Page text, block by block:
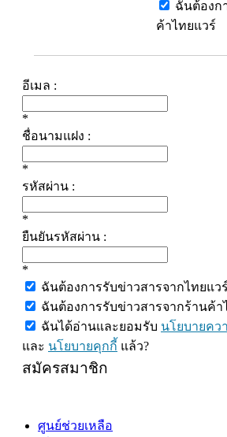
ฉันต้องก
ค้าไทยแวร์
อีเมล :
*
ชื่อนามแฝง :
*
รหัสผ่าน :
*
ยืนยันรหัสผ่าน :
*
ฉันต้องการรับข่าวสารจากไทยแวร์
ฉันต้องการรับข่าวสารจากร้านค้า
ฉันได้อ่านและยอมรับ นโยบายคว
และ นโยบายคุกกี้ แล้ว?
สมัครสมาชิก
ศูนย์ช่วยเหลือ